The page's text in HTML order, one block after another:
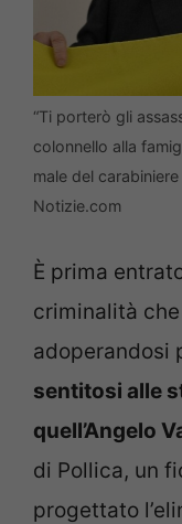
“Ti porterò gli
colonnello alla
male del
Notizie.com
È prima
criminalità
adoperandosi
sentitosi alle
quell’Angelo
di Pollica, un
progettato